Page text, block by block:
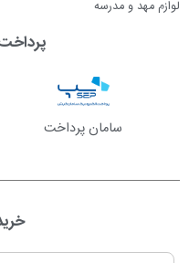
لوازم مهد و مدرسه
پرداخت
سامان پرداخت